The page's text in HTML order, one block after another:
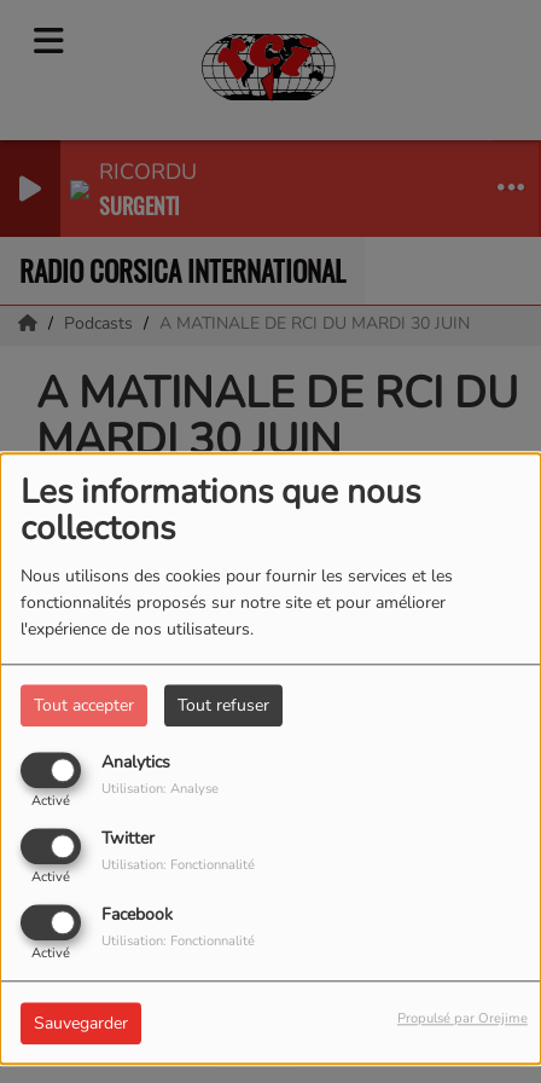
Les informations que nous
collectons
Nous utilisons des cookies pour fournir les services et les
fonctionnalités proposés sur notre site et pour améliorer
l'expérience de nos utilisateurs.
Tout accepter Tout refuser
Analytics
Activé
Utilisation: Analyse
Twitter
Activé
Utilisation: Fonctionnalité
Facebook
Activé
Utilisation: Fonctionnalité
Sauvegarder Propulsé par Orejime
RICORDU
SURGENTI
RADIO CORSICA INTERNATIONAL
Podcasts A MATINALE DE RCI DU MARDI 30 JUIN
A MATINALE DE RCI DU
MARDI 30 JUIN
30 JUIN 2026 -
VUES
ÉCOUTER LE PODCAST